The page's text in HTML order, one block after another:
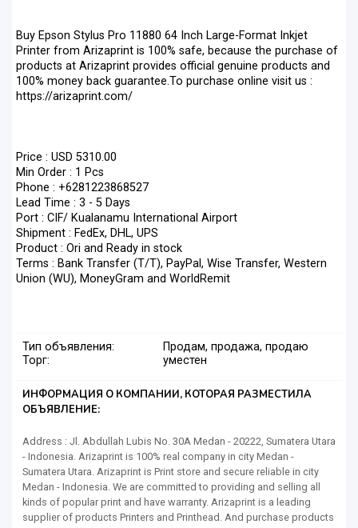
Buy Epson Stylus Pro 11880 64 Inch Large-Format Inkjet
Printer from Arizaprint is 100% safe, because the purchase of
products at Arizaprint provides official genuine products and
100% money back guarantee.To purchase online visit us :
https://arizaprint.com/
Price : USD 5310.00
Min Order : 1 Pcs
Phone : +6281223868527
Lead Time : 3 - 5 Days
Port : CIF/ Kualanamu International Airport
Shipment : FedEx, DHL, UPS
Product : Ori and Ready in stock
Terms : Bank Transfer (T/T), PayPal, Wise Transfer, Western
Union (WU), MoneyGram and WorldRemit
Тип объявления:
Продам, продажа, продаю
Торг:
уместен
ИНФОРМАЦИЯ О КОМПАНИИ, КОТОРАЯ РАЗМЕСТИЛА
ОБЪЯВЛЕНИЕ:
Address : Jl. Abdullah Lubis No. 30A Medan - 20222, Sumatera Utara
- Indonesia. Arizaprint is 100% real company in city Medan -
Sumatera Utara. Arizaprint is Print store and secure reliable in city
Medan - Indonesia. We are committed to providing and selling all
kinds of popular print and have warranty. Arizaprint is a leading
supplier of products Printers and Printhead. And purchase products